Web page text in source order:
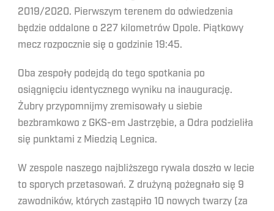
2019/2020. Pierwszym terenem do odwiedzenia
będzie oddalone o 227 kilometrów Opole. Piątkowy
mecz rozpocznie się o godzinie 19:45.
Oba zespoły podejdą do tego spotkania po
osiągnięciu identycznego wyniku na inaugurację.
Żubry przypomnijmy zremisowały u siebie
bezbramkowo z GKS-em Jastrzębie, a Odra podzieliła
się punktami z Miedzią Legnica.
W zespole naszego najbliższego rywala doszło w lecie
to sporych przetasowań. Z drużyną pożegnało się 9
zawodników, których zastąpiło 10 nowych twarzy (za